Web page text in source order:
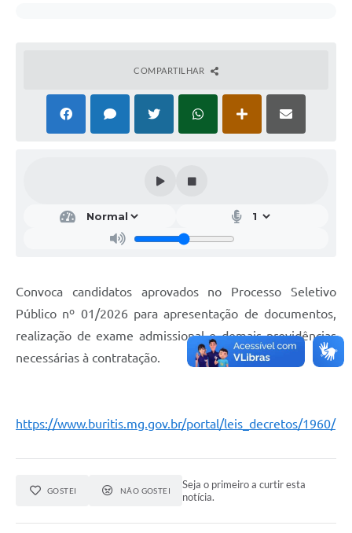
COMPARTILHAR
Convoca candidatos aprovados no Processo Seletivo
Público nº 01/2026 para apresentação de documentos,
realização de exame admissional e demais providências
necessárias à contratação.
https://www.buritis.mg.gov.br/portal/leis_decretos/1960/
GOSTEI NÃO GOSTEI
Seja o primeiro a curtir esta
notícia.